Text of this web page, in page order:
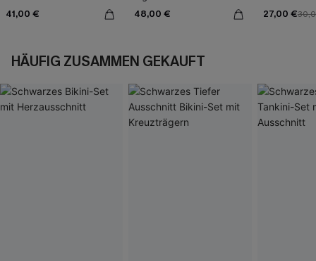
41,00 €
Bikini-Set
48,00 € 27,00 €
HÄUFIG ZUSAMMEN GEKAUFT